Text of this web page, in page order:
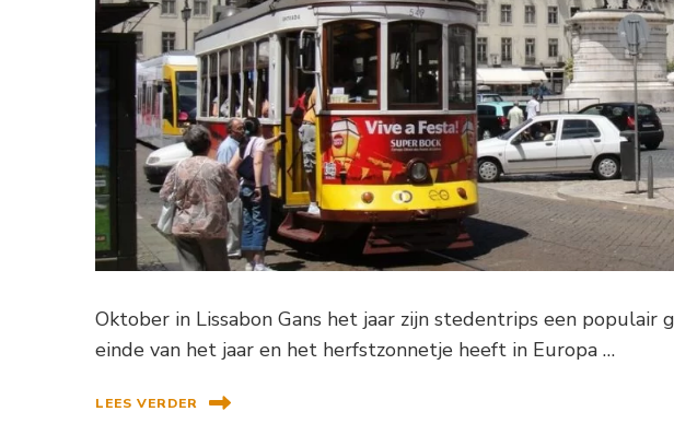
Oktober in Lissabon Gans het jaar zijn stedentrips een populair
einde van het jaar en het herfstzonnetje heeft in Europa …
LEES VERDER